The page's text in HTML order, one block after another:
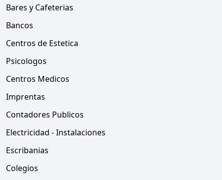
Bares y Cafeterias
Bancos
Centros de Estetica
Psicologos
Centros Medicos
Imprentas
Contadores Publicos
Electricidad - Instalaciones
Escribanias
Colegios